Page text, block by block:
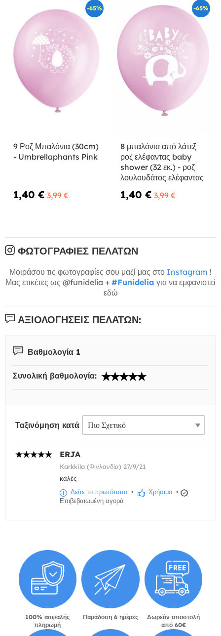
-65%
9 Ροζ Μπαλόνια (30cm)
- Umbrellaphants Pink
1,40 € 3,99 €
-65%
8 μπαλόνια από λάτεξ
ροζ ελέφαντας baby
shower (32 εκ.) - ροζ
λουλουδάτος ελέφαντας
1,40 € 3,99 €
ΦΩΤΟΓΡΑΦΊΕΣ ΠΕΛΑΤΏΝ
Μοιράσου τις φωτογραφίες σου μαζί μας στο Instagram !
Μας ετικέτες ως @funidelia + #Funidelia για να εμφανιστεί
εδώ
ΑΞΙΟΛΟΓΉΣΕΙΣ ΠΕΛΑΤΏΝ:
Βαθμολογία 1
Συνολική βαθμολογία:
Ταξινόμηση κατά
ERJA
Karkkila (Φινλανδία) 27/9/21
καλές
Δείτε το πρωτότυπο • Χρήσιμο •
Επιβεβαιωμένη αγορά
100% ασφαλής
πληρωμή
Παράδοση 6 ημέρες
Δωρεάν αποστολή
από 60€